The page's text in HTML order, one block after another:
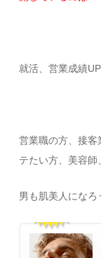
就活、営業成績
営業職の方、接客
テたい方、美容師
男も肌美人になろ